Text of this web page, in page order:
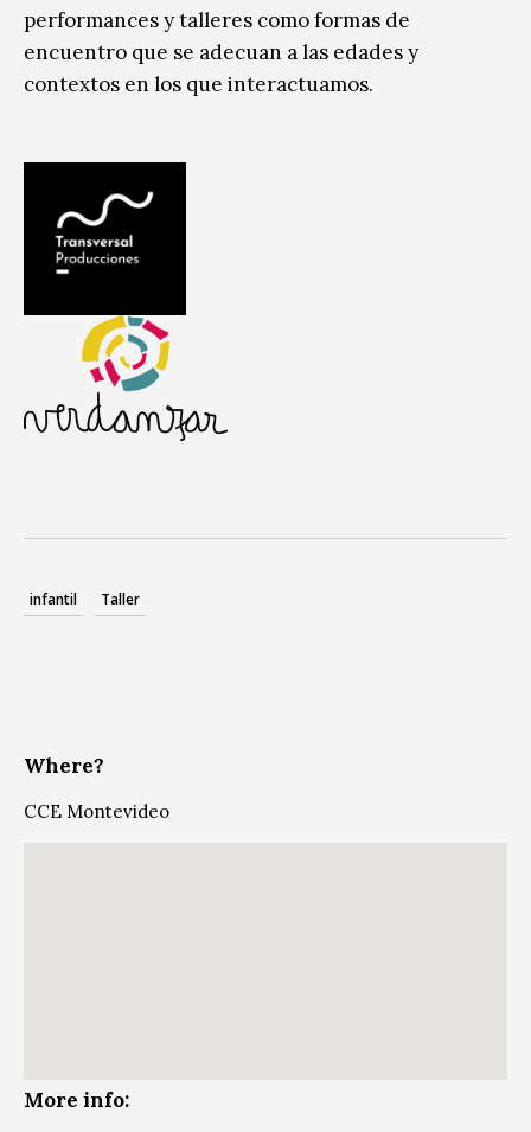
performances y talleres como formas de
encuentro que se adecuan a las edades y
contextos en los que interactuamos.
infantil Taller
Where?
CCE Montevideo
More info: